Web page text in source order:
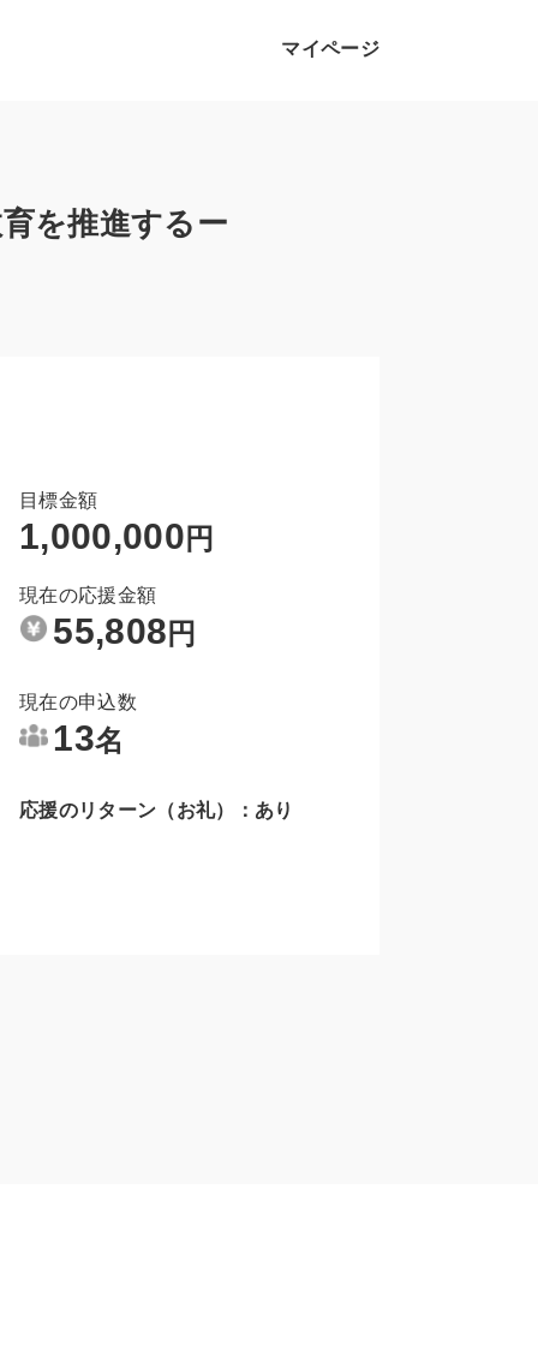
マイページ
を推進するー
目標金額
1,000,000 円
現在の応援金額
55,808 円
現在の申込数
13名
応援のリターン（お礼）：あり